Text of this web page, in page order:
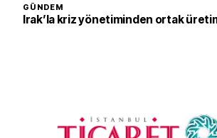
GÜNDEM
Irak’la kriz yönetiminden ortak